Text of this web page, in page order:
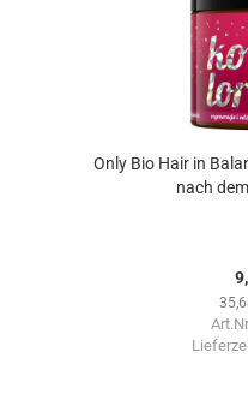
Only Bio Hair in
nach